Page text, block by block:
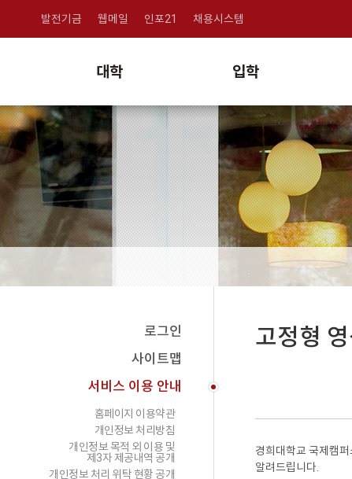
대학 입학
발전기금 웹메일 인포21 채용시스템
로그인
사이트맵
서비스 이용 안내
홈페이지 이용약관
개인정보 처리방침
개인정보 목적 외 이용 및
제3자 제공내역 공개
개인정보 처리 위탁 현황 공개
고정형
경희대학교 국제캠
알려드립니다.